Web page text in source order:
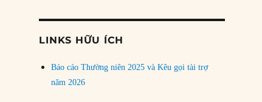
LINKS HỮU ÍCH
Báo cáo Thường niên 2025 và Kêu gọi tài trợ
năm 2026